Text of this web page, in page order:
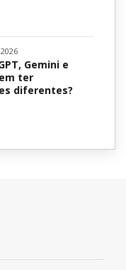
Gemini e
ter
diferentes?